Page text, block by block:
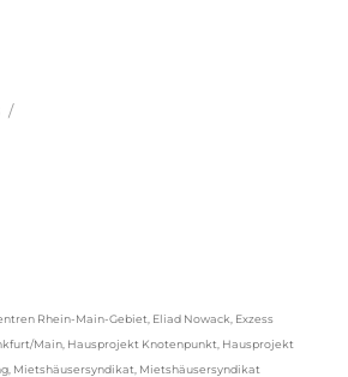
Rhein-Main-Gebiet Eliad Nowack Exzess
Main Hausprojekt Knotenpunkt Hausprojekt
Mietshäusersyndikat Mietshäusersyndikat